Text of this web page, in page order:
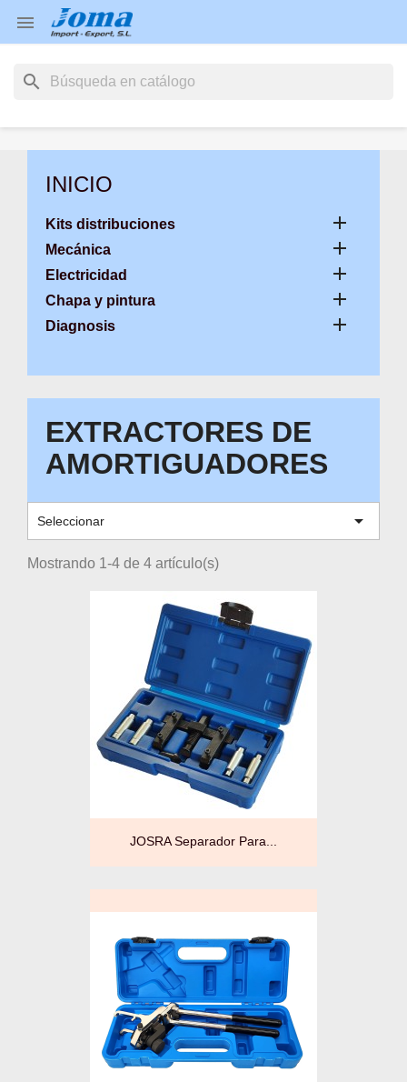

search
INICIO
Kits distribuciones 
Mecánica 
Electricidad 
Chapa y pintura 
Diagnosis 
EXTRACTORES DE
AMORTIGUADORES
Seleccionar 
Mostrando 1-4 de 4 artículo(s)
JOSRA Separador Para...